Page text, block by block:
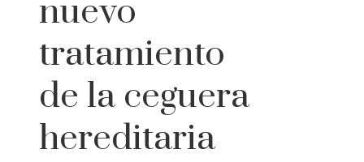
nuevo
tratamiento
de la ceguera
hereditaria